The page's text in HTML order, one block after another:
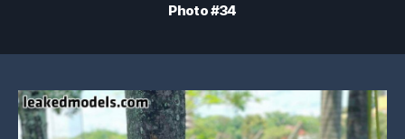
Photo #34